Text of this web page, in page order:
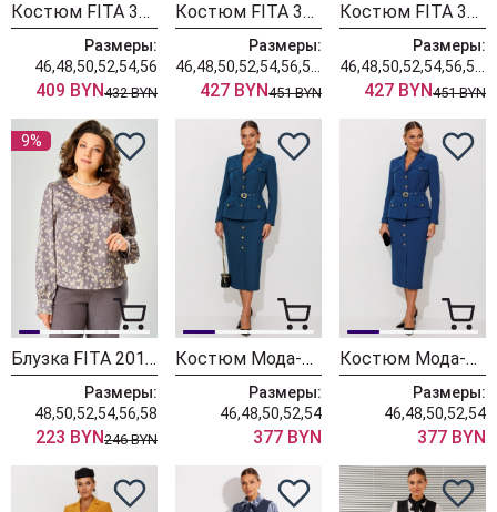
Костюм FITA 3401 графитовый
Размеры:
46,48,50,52,54,56
409 BYN432 BYN
Костюм FITA 3362 сине-бежевый
Размеры:
427 BYN451 BYN
Костюм FITA 3361 бежевый + деним
Размеры:
427 BYN451 BYN
9%
Блузка FITA 20181
Размеры:
48,50,52,54,56,58
223 BYN246 BYN
Костюм Мода-Юрс 26-2935 темная бирюза
Размеры:
46,48,50,52,54
377 BYN
Костюм Мода-Юрс 26-2935 синий
Размеры:
46,48,50,52,54
377 BYN